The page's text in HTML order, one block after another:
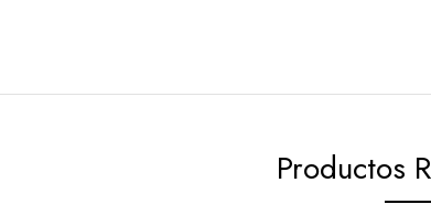
Productos